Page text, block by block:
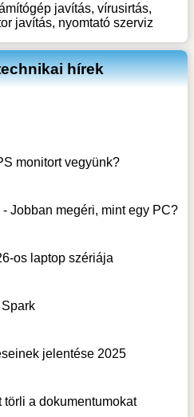
javítás, vírusirtás,
javítás, nyomtató szerviz
hírek
monitort vegyünk?
Jobban megéri, mint egy PC?
os laptop szériája
jelentése 2025
törli a dokumentumokat